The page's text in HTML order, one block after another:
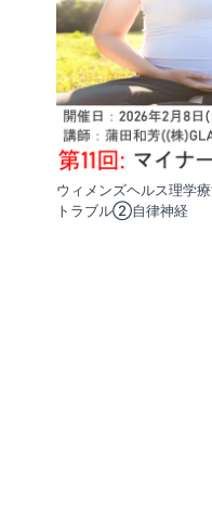
ウィメンズヘルス理学
トラブル②自律神経